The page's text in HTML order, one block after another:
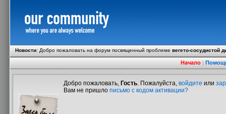
Новости:Добро пожаловать на форум посвященный проблемевегето-сосудистой
Начало|
Добро пожаловать, Гость. Пожалуйста, войдите или
Вам не пришло письмо с кодом активации?